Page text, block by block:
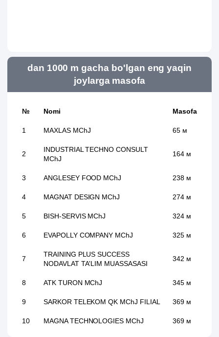
dan 1000 m gacha bo'lgan eng yaqin
joylarga masofa
№ Nomi Masofa
1 MAXLAS MChJ 65 м
2
INDUSTRIAL TECHNO CONSULT
MChJ
164 м
3 ANGLESEY FOOD MChJ 238 м
4 MAGNAT DESIGN MChJ 274 м
5 BISH-SERVIS MChJ 324 м
6 EVAPOLLY COMPANY MChJ 325 м
7
TRAINING PLUS SUCCESS
NODAVLAT TA'LIM MUASSASASI
342 м
8 ATK TURON MChJ 345 м
9 SARKOR TELEKOM QK MChJ FILIAL 369 м
10 MAGNA TECHNOLOGIES MChJ 369 м